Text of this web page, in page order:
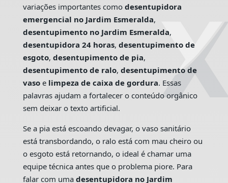
variações importantes como desentupidora
emergencial no Jardim Esmeralda,
desentupimento no Jardim Esmeralda,
desentupidora 24 horas, desentupimento de
esgoto, desentupimento de pia,
desentupimento de ralo, desentupimento de
vasoe limpeza de caixa de gordura. Essas
palavras ajudam a fortalecer o conteúdo orgânico
sem deixar o texto artificial.
Se a pia está escoando devagar, o vaso sanitário
está transbordando, o ralo está com mau cheiro ou
o esgoto está retornando, o ideal é chamar uma
equipe técnica antes que o problema piore. Para
falar com uma desentupidora no Jardim